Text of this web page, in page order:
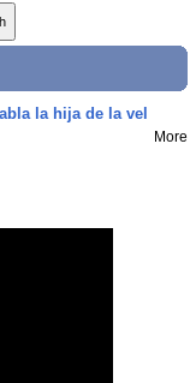
la hija de la vel
More